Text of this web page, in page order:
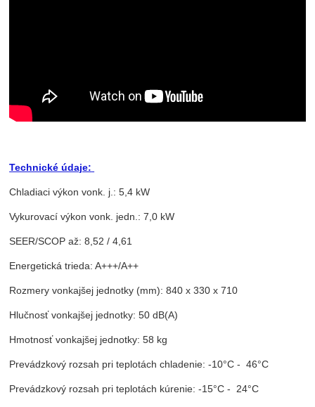
Technické údaje:
Chladiaci výkon vonk. j.: 5,4 kW
Vykurovací výkon vonk. jedn.: 7,0 kW
SEER/SCOP až: 8,52 / 4,61
Energetická trieda: A+++/A++
Rozmery vonkajšej jednotky (mm): 840 x 330 x 710
Hlučnosť vonkajšej jednotky: 50 dB(A)
Hmotnosť vonkajšej jednotky: 58 kg
Prevádzkový rozsah pri teplotách chladenie: -10°C - 46°C
Prevádzkový rozsah pri teplotách kúrenie: -15°C - 24°C